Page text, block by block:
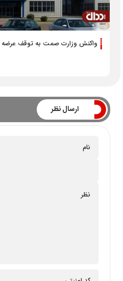
واکنش وزارت صمت به توقف عرضه
ارسال نظر